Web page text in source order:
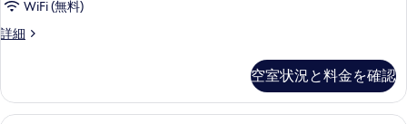
す
べ
の
写
Child)
ブ
ル
ー
ム
WiFi (無料)
詳細
ス
ア
ダ
空室状況と料金を確認
プレミアム ダブルルーム ガーデンビ